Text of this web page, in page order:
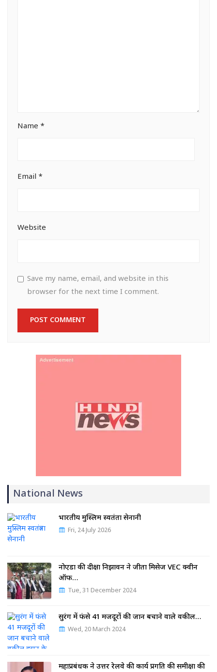
Name *
Email *
Website
Save my name, email, and website in this
browser for the next time I comment.
National News
भारतीय मुस्लिम स्वतंत्रता सेनानी
Fri, 24 July 2026
नोएडा की दीक्षा निझावन ने जीता मिसेज VEC क्वीन
ऑफ…
Tue, 31 December 2024
सुरंग में फंसे 41 मजदूरों की जान बचाने वाले वकील…
Wed, 20 March 2024
महाप्रबंधक ने उत्तर रेलवे की कार्य प्रगति की समीक्षा की